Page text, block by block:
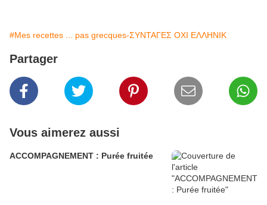
#Mes recettes ... pas grecques-ΣΥΝΤΑΓΕΣ ΟΧΙ ΕΛΛΗΝΙΚ
Partager
Vous aimerez aussi
ACCOMPAGNEMENT : Purée fruitée